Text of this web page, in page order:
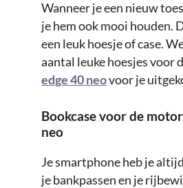
Wanneer je een nieuw
je hem ook mooi houden.
een leuk hoesje of case.
aantal leuke hoesjes voor
edge 40 neovoor je
Bookcase voor de
neo
Je smartphone heb je
je bankpassen en je